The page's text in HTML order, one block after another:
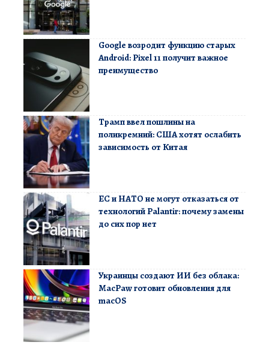
Google возродит функцию старых
Android: Pixel 11 получит важное
преимущество
Трамп ввел пошлины на
поликремний: США хотят ослабить
зависимость от Китая
ЕС и НАТО не могут отказаться от
технологий Palantir: почему замены
до сих пор нет
Украинцы создают ИИ без облака:
MacPaw готовит обновления для
macOS